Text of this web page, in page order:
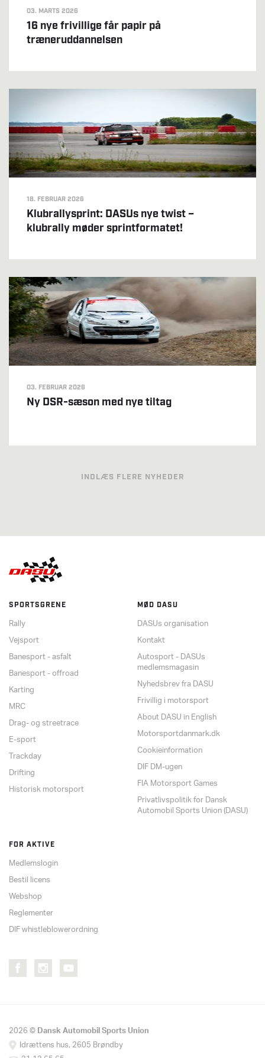
03. MARTS 2026
16 nye frivillige får papir på
træneruddannelsen
18. FEBRUAR 2026
Klubrallysprint: DASUs nye twist –
klubrally møder sprintformatet!
03. FEBRUAR 2026
Ny DSR-sæson med nye tiltag
INDLÆS FLERE NYHEDER
SPORTSGRENE
Rally
Vejsport
Banesport - asfalt
Banesport - offroad
Karting
MRC
Drag- og streetrace
E-sport
Trackday
Drifting
Historisk motorsport
MØD DASU
DASUs organisation
Kontakt
Autosport - DASUs
medlemsmagasin
Nyhedsbrev fra DASU
Frivillig i motorsport
About DASU in English
Motorsportdanmark.dk
Cookieinformation
DIF DM-ugen
FIA Motorsport Games
Privatlivspolitik for Dansk
Automobil Sports Union (DASU)
FOR AKTIVE
Medlemslogin
Bestil licens
Webshop
Reglementer
DIF whistleblowerordning
2026 ©Dansk Automobil Sports Union
Idrættens hus, 2605 Brøndby